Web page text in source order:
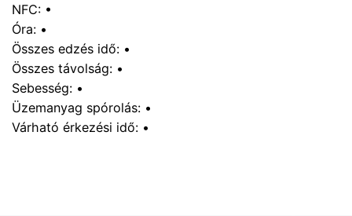
NFC: •
Óra: •
Összes edzés idő: •
Összes távolság: •
Sebesség: •
Üzemanyag spórolás: •
Várható érkezési idő: •